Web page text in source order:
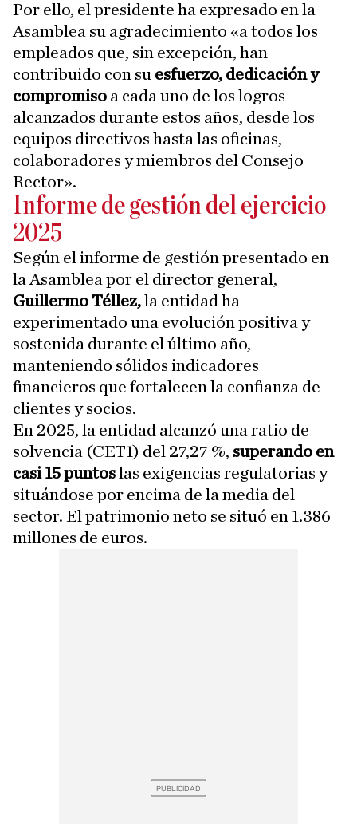
Por ello, el presidente ha expresado en la
Asamblea su agradecimiento «a todos los
empleados que, sin excepción, han
contribuido con su esfuerzo, dedicación y
compromiso a cada uno de los logros
alcanzados durante estos años, desde los
equipos directivos hasta las oficinas,
colaboradores y miembros del Consejo
Rector».
Informe de gestión del ejercicio
2025
Según el informe de gestión presentado en
la Asamblea por el director general,
Guillermo Téllez,la entidad ha
experimentado una evolución positiva y
sostenida durante el último año,
manteniendo sólidos indicadores
financieros que fortalecen la confianza de
clientes y socios.
En 2025, la entidad alcanzó una ratio de
solvencia (CET1) del 27,27 %, superando en
casi 15 puntoslas exigencias regulatorias y
situándose por encima de la media del
sector. El patrimonio neto se situó en 1.386
millones de euros.